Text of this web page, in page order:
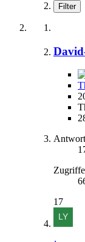
Filter
Zugriffe
17